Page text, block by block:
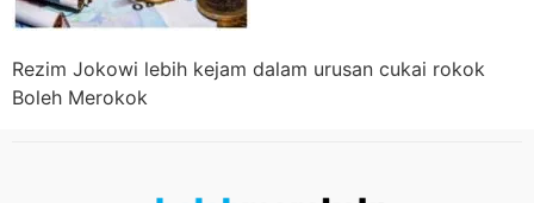
Rezim Jokowi lebih kejam dalam urusan cukai rokok
Boleh Merokok